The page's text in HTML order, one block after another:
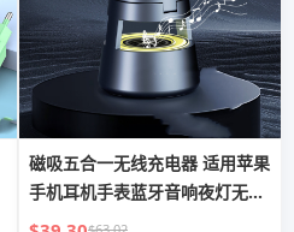
磁吸五合一无线充电器 适用苹果
手机耳机手表蓝牙音响夜灯无线
充